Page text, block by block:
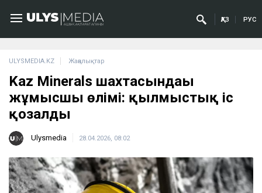
ҚАЗ РУС
ULYSMEDIA.KZ Жаңалықтар
Kaz Minerals шахтасындағы
жұмысшы өлімі: қылмыстық іс
қозғалды
Ulysmedia 28.04.2026, 08:02